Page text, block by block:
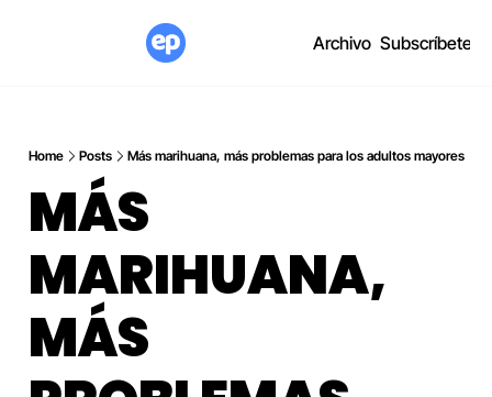
Archivo Subscríbete
Home Posts Más marihuana, más problemas para los adultos mayores
MÁS
MARIHUANA,
MÁS